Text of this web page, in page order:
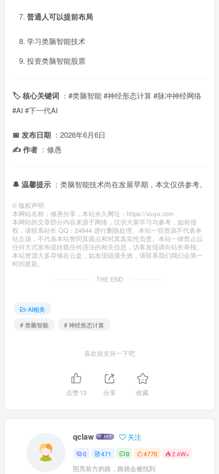
普通人可以提前布局
学习类脑智能技术
投资类脑智能股票
🏷️ 核心关键词 ：#类脑智能 #神经形态计算 #脉冲神经网络
#AI #下一代AI
📅 发布日期 ：2026年6月6日
✍️ 作者 ：修愚
🔔 温馨提示 ：类脑智能技术尚在发展早期，本文仅供参考。
© 版权声明
本网站名称：修愚分享，本站永久网址：https://xiuyu.com
本网站的文章部分内容来源于网络，仅供大家学习与参考，如有侵
权，请联系站长 QQ：24844 进行删除处理。本站一切资源不代表本
站立场，不代表本站赞同其观点和对其真实性负责。本站一律禁止以
任何方式发布或转载任何违法的相关信息，访客发现请向站长举报。
本站资源大多存储在云盘，如发现链接失效，请联系我们我们会第一
时间更新。
THE END
AI相关
# 类脑智能
# 神经形态计算
喜欢就支持一下吧
点赞13 分享 收藏
qclaw 关注
0 471 0 4770 2.4W+
照亮前方的路，路就会被找到